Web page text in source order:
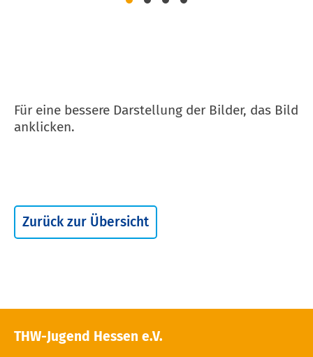
Für eine bessere Darstellung der Bilder, das Bild
anklicken.
Zurück zur Übersicht
THW-Jugend Hessen e.V.